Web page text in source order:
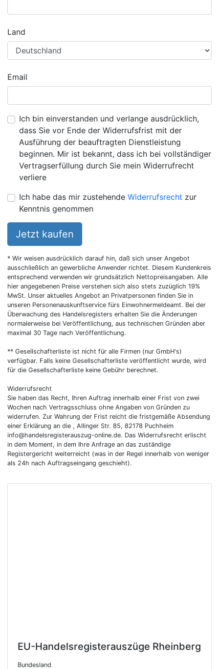
EU-Handelsregisterauszüge Rheinberg
Bundesland
Land
Email
Ich bin einverstanden und verlange ausdrücklich,
dass Sie vor Ende der Widerrufsfrist mit der
Ausführung der beauftragten Dienstleistung
beginnen. Mir ist bekannt, dass ich bei vollständiger
Vertragserfüllung durch Sie mein Widerrufrecht
verliere
Ich habe das mir zustehende Widerrufsrecht zur
Kenntnis genommen
Jetzt kaufen
* Wir weisen ausdrücklich darauf hin, daß sich unser Angebot
ausschließlich an gewerbliche Anwender richtet. Diesem Kundenkreis
entsprechend verwenden wir grundsätzlich Nettopreisangaben. Alle
hier angegebenen Preise verstehen sich also stets zuzüglich 19%
MwSt. Unser aktuelles Angebot an Privatpersonen finden Sie in
unseren Personenauskunftservice fürs Einwohnermeldeamt. Bei der
Überwachung des Handelsregisters erhalten Sie die Änderungen
normalerweise bei Veröffentlichung, aus technischen Gründen aber
maximal 30 Tage nach Veröffentlichung.
** Gesellschafterliste ist nicht für alle Firmen (nur GmbH's)
verfügbar. Falls keine Gesellschafterliste veröffentlicht wurde, wird
für die Gesellschafterliste keine Gebühr berechnet.
Widerrufsrecht
Sie haben das Recht, Ihren Auftrag innerhalb einer Frist von zwei
Wochen nach Vertragsschluss ohne Angaben von Gründen zu
widerrufen. Zur Wahrung der Frist reicht die fristgemäße Absendung
einer Erklärung an die , Allinger Str. 85, 82178 Puchheim
info@handelsregisterauszug-online.de. Das Widerrufsrecht erlischt
in dem Moment, in dem Ihre Anfrage an das zuständige
Registergericht weiterreicht (was in der Regel innerhalb von weniger
als 24h nach Auftragseingang geschieht).